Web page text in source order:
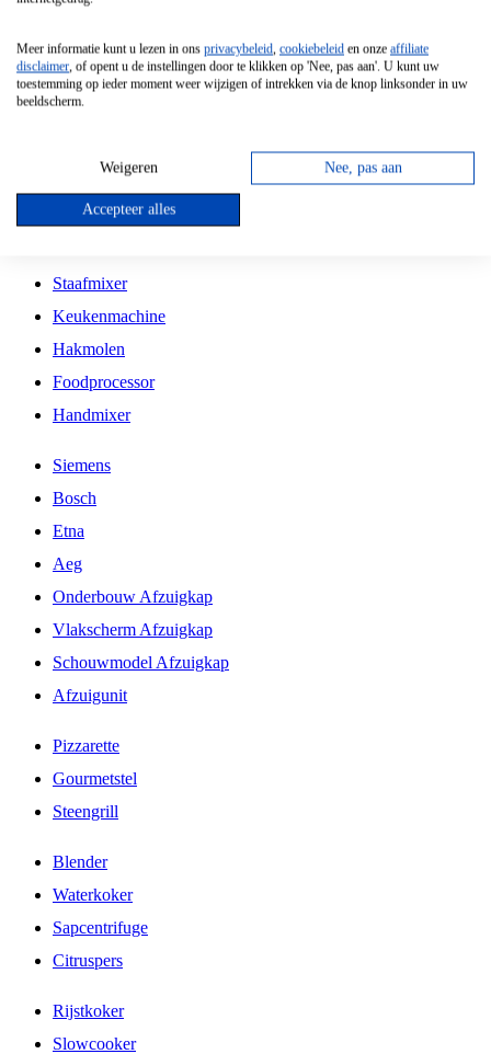
Vrijstaande Magnetron
Vrijstaande Kookplaat
Inbouw Gaskookplaat
Inbouw Keramische Kookplaat
Kookplaat Accessoires
Staafmixer
Keukenmachine
Hakmolen
Foodprocessor
Handmixer
Siemens
Bosch
Etna
Aeg
Onderbouw Afzuigkap
Vlakscherm Afzuigkap
Schouwmodel Afzuigkap
Afzuigunit
Pizzarette
Gourmetstel
Steengrill
Blender
Waterkoker
Sapcentrifuge
Citruspers
Rijstkoker
Slowcooker
Meer informatie kunt u lezen in ons privacybeleid, cookiebeleid en onze affiliate
disclaimer, of opent u de instellingen door te klikken op 'Nee, pas aan'. U kunt uw
toestemming op ieder moment weer wijzigen of intrekken via de knop linksonder in uw
beeldscherm.
Weigeren Nee, pas aan
Accepteer alles